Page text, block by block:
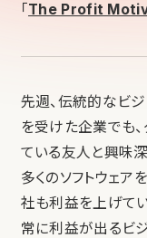
「 The Profit
先週、伝統的なビジ
を受けた企業でも
ている友人と興味
多くのソフトウェア
社も利益を上げて
常に利益が出るビ